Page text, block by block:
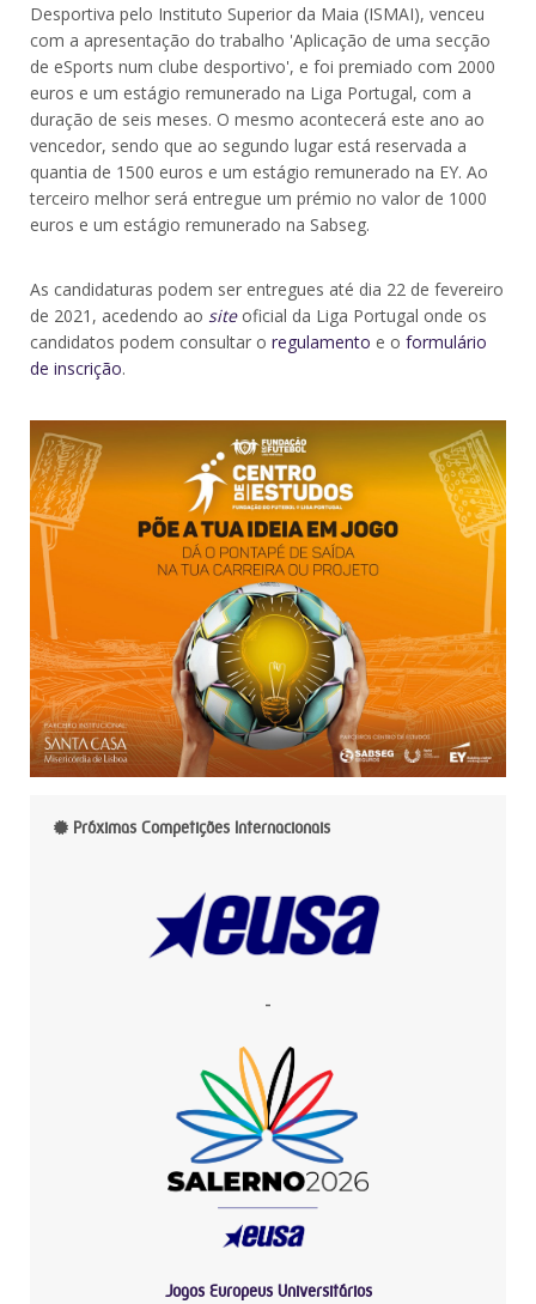
Desportiva pelo Instituto Superior da Maia (ISMAI), venceu
com a apresentação do trabalho 'Aplicação de uma secção
de eSports num clube desportivo', e foi premiado com 2000
euros e um estágio remunerado na Liga Portugal, com a
duração de seis meses. O mesmo acontecerá este ano ao
vencedor, sendo que ao segundo lugar está reservada a
quantia de 1500 euros e um estágio remunerado na EY. Ao
terceiro melhor será entregue um prémio no valor de 1000
euros e um estágio remunerado na Sabseg.
As candidaturas podem ser entregues até dia 22 de fevereiro
de 2021, acedendo ao siteoficial da Liga Portugal onde os
candidatos podem consultar o regulamento e o formulário
de inscrição.
Próximas Competições Internacionais
-
Jogos Europeus Universitários